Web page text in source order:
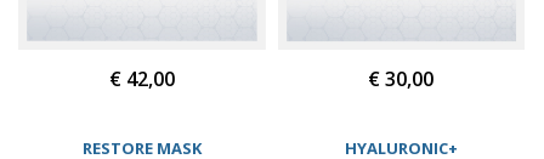
RESTORE MASK
€ 42,00
HYALURONIC+
€ 30,00